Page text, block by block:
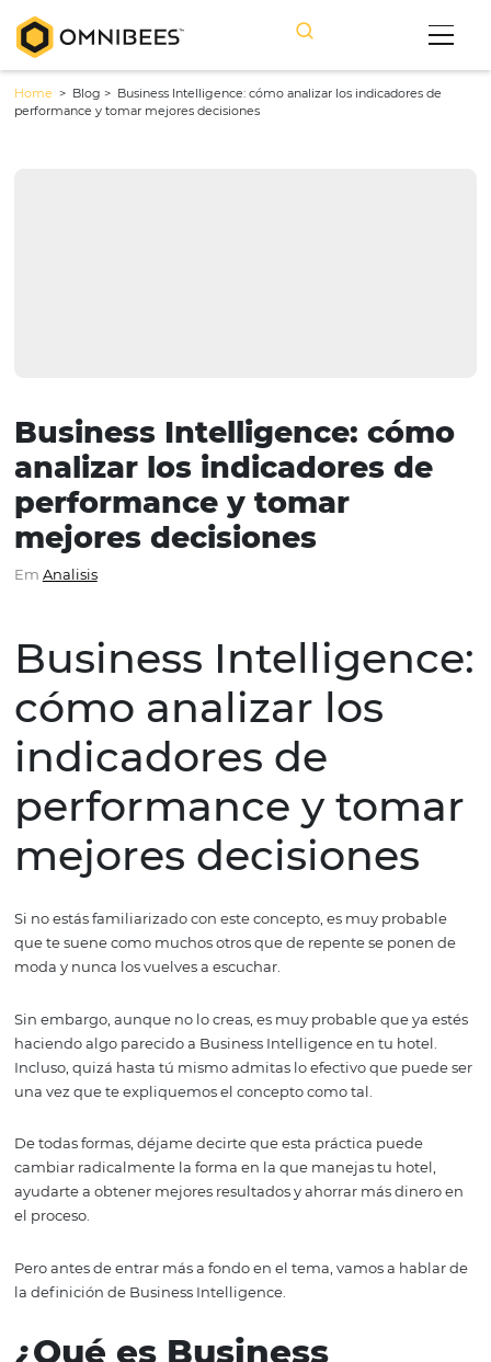
Home> Blog >Business Intelligence: cómo analizar los
Business Intelligence:
analizar los indicadores
performance y tomar
mejores decisiones
Em Analisis
Business
cómo analizar los
indicadores de
performance y
mejores
Si no estás familiarizado con este concepto, es muy
moda y nunca los vuelves a escuchar.
Sin embargo, aunque no lo creas, es muy probable que
haciendo algo parecido a Business Intelligence en tu
una vez que te expliquemos el concepto como tal.
De todas formas, déjame decirte que esta práctica